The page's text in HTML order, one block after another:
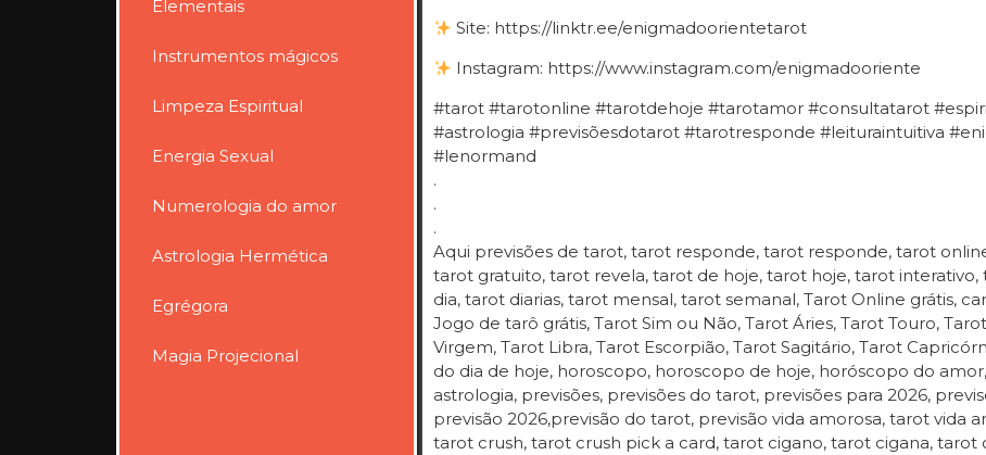
Elementais
Instrumentos mágicos
Limpeza Espiritual
Energia Sexual
Numerologia do amor
Astrologia Hermética
Egrégora
Magia Projecional
Site: https://linktr.ee/enigmadoorientetarot
Instagram: https://www.instagram.com/enigmadooriente
#tarot #tarotonline #tarotdehoje #tarotamor #consultatarot
#astrologia #previsõesdotarot #tarotresponde #leituraintuitiva
#lenormand
.
.
.
Aqui previsões de tarot, tarot responde, tarot responde, tarot
tarot gratuito, tarot revela, tarot de hoje, tarot hoje, tarot
dia, tarot diarias, tarot mensal, tarot semanal, Tarot Online grátis,
Jogo de tarô grátis, Tarot Sim ou Não, Tarot Áries, Tarot Touro,
Virgem, Tarot Libra, Tarot Escorpião, Tarot Sagitário, Tarot
do dia de hoje, horoscopo, horoscopo de hoje, horóscopo do
astrologia, previsões, previsões do tarot, previsões para 2026,
previsão 2026,previsão do tarot, previsão vida amorosa, tarot vida
tarot crush, tarot crush pick a card, tarot cigano, tarot cigana, tarot